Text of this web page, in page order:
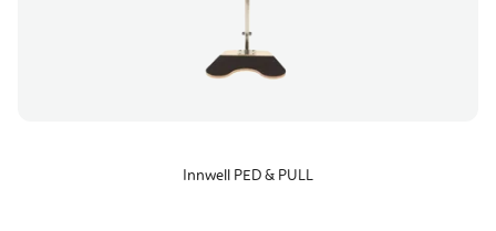
Innwell PED & PULL